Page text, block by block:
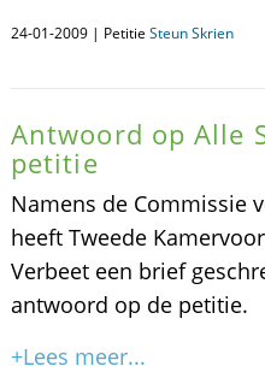
24-01-2009 | Petitie Steun Skrien
Antwoord op Alle
petitie
Namens de Commissie
heeft Tweede
Verbeet een brief
antwoord op de petitie.
+Lees meer...